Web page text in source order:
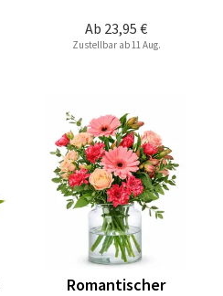
Ab 23,95 €
Zustellbar ab 11 Aug.
Romantischer